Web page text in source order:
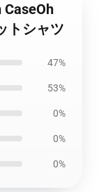
トシャツ
47%
53%
0%
0%
0%